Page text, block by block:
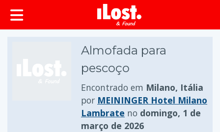
conteúdo principal
Almofada para
pescoço
Encontrado em Milano, Itália
por MEININGER Hotel Milano
Lambrate no domingo, 1 de
março de 2026